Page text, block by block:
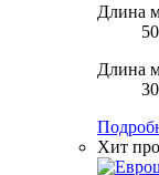
Длина
Длина
Хит